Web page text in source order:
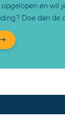
opgelopen en wil
Doe dan de